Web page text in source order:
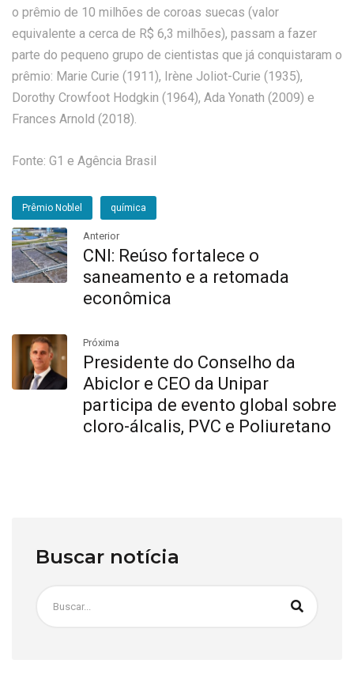
o prêmio de 10 milhões de coroas suecas (valor
equivalente a cerca de R$ 6,3 milhões), passam a fazer
parte do pequeno grupo de cientistas que já conquistaram o
prêmio: Marie Curie (1911), Irène Joliot-Curie (1935),
Dorothy Crowfoot Hodgkin (1964), Ada Yonath (2009) e
Frances Arnold (2018).
Fonte: G1 e Agência Brasil
Prêmio Noblel química
Anterior
CNI: Reúso fortalece o
saneamento e a retomada
econômica
Próxima
Presidente do Conselho da
Abiclor e CEO da Unipar
participa de evento global sobre
cloro-álcalis, PVC e Poliuretano
Buscar notícia